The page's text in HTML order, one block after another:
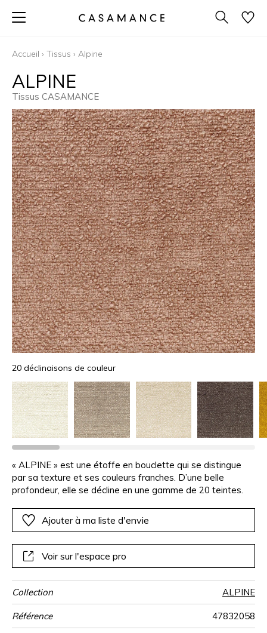
Accueil › Tissus › Alpine
ALPINE
Tissus CASAMANCE
20 déclinaisons de couleur
« ALPINE » est une étoffe en bouclette qui se distingue
par sa texture et ses couleurs franches. D’une belle
profondeur, elle se décline en une gamme de 20 teintes.
Ajouter à ma liste d'envie
Voir sur l'espace pro
Collection ALPINE
Référence 47832058